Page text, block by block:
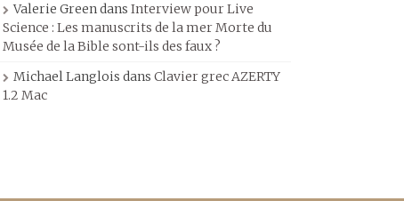
Valerie Greendans Interview pour Live
Science : Les manuscrits de la mer Morte du
Musée de la Bible sont-ils des faux ?
Michael Langlois dans Clavier grec AZERTY
1.2 Mac